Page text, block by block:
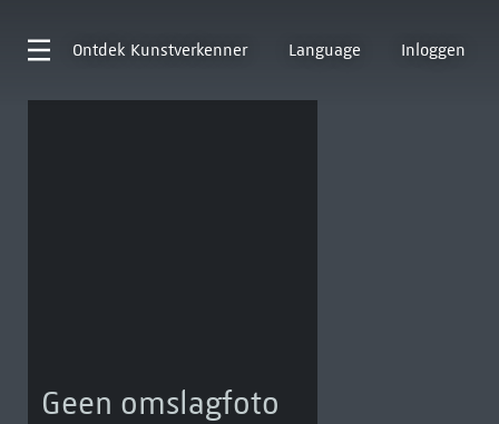
Ontdek Kunstverkenner Language Inloggen
Geen omslagfoto